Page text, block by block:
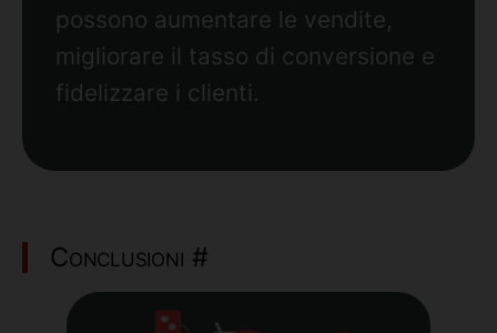
possono aumentare le vendite,
migliorare il tasso di conversione e
fidelizzare i clienti.
Conclusioni #